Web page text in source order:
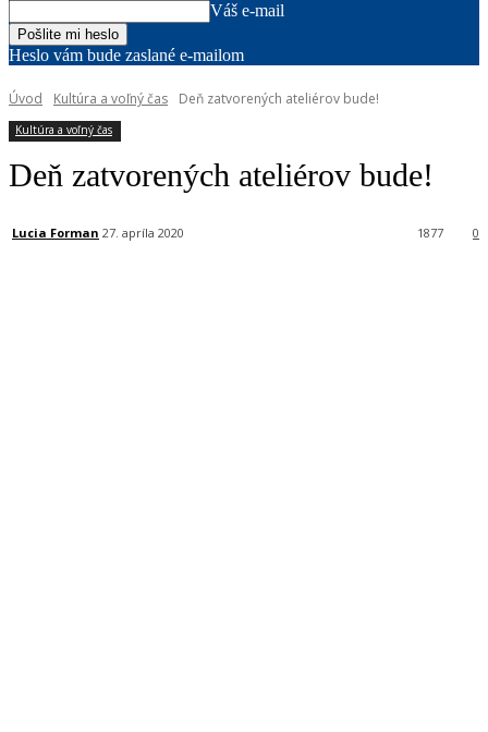
Váš e-mail
Heslo vám bude zaslané e-mailom
Úvod Kultúra a voľný čas Deň zatvorených ateliérov bude!
Kultúra a voľný čas
Deň zatvorených ateliérov bude!
Lucia Forman 27. apríla 2020 0
1877